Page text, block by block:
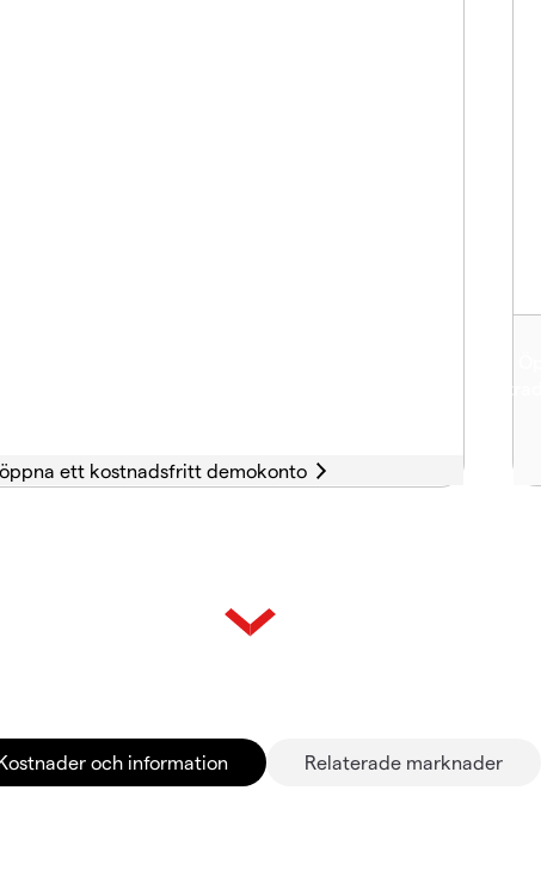
och information Relaterade marknader